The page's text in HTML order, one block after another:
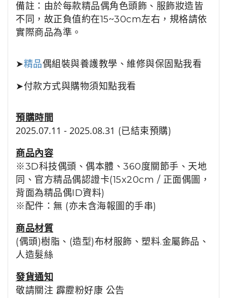
備註：由於每款精品偶角色頭飾、服飾妝造皆
不同，故正負值約在15~30cm左右，規格請依
實際商品為準。
➤精品偶組裝與養護教學、維修與保固點我看
➤付款方式與購物須知點我看
預購時間
2025.07.11 - 2025.08.31 (已結束預購)
商品內容
※3D科技偶頭、偶本體、360度關節手、天地
同 、官方精品偶認證卡(15x20cm / 正面偶圖，
背面為精品偶ID資料)
※配件：無 (亦未含海報圖的手串)
商品材質
(偶頭)樹脂、(造型)布材服飾、塑料.金屬飾品、
人造髮絲
發貨通知
敬請關注 霹靂粉好康 公告